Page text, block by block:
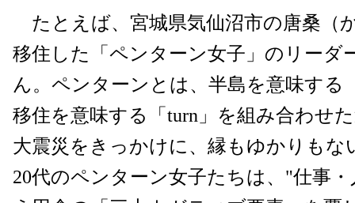
たとえば、宮城県気仙沼市の唐桑（
移住した「ペンターン女子」のリーダ
ん。ペンターンとは、半島を意味する
移住を意味する「turn」を組み合わせ
大震災をきっかけに、縁もゆかりもな
20代のペンターン女子たちは、"仕事